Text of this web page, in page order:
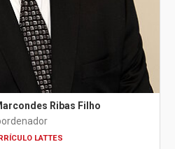
Ribas Filho
LATTES